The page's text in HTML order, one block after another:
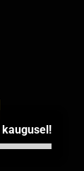
kaugusel!